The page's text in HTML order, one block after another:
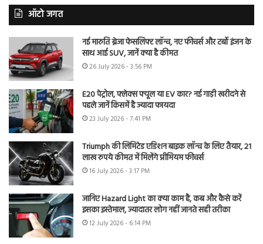
ऑटो जगत
नई मारुति ब्रेजा फेसलिफ्ट लॉन्च, नए फीचर्स और टर्बो इंजन के
साथ आई SUV, जानें क्या है कीमत
26 July 2026 - 3:56 PM
E20 पेट्रोल, फ्लेक्स फ्यूल या EV कार? नई गाड़ी खरीदने से
पहले जानें किसमें है ज्यादा फायदा
23 July 2026 - 7:41 PM
Triumph की लिमिटेड एडिशन बाइक लॉन्च के लिए तैयार, 21
लाख रुपये कीमत में मिलेंगे प्रीमियम फीचर्स
16 July 2026 - 3:17 PM
जानिए Hazard Light का क्या काम है, कब और कैसे करें
इसका इस्तेमाल, ज्यादातर लोग नहीं जानते सही तरीका
12 July 2026 - 6:14 PM